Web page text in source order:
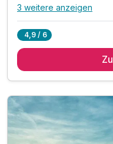
Alle
All Inklusive
täglich reichhaltiges
Kuchen am Nachmittag
täglich Abendessen in
(vegetarisch möglich)
Tischwein, alkoholfreie
3 weitere anzeigen
4,9 / 6